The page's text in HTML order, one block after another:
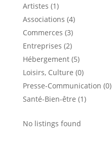
Artistes (1)
Associations (4)
Commerces (3)
Entreprises (2)
Hébergement (5)
Loisirs, Culture (0)
Presse-Communication (0)
Santé-Bien-être (1)
No listings found